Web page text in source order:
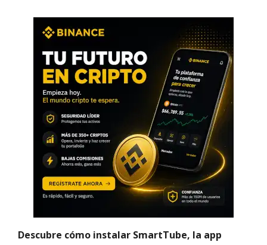
Descubre cómo instalar SmartTube, la app